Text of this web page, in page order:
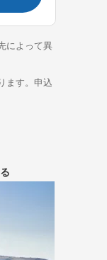
によって異
ます。申込